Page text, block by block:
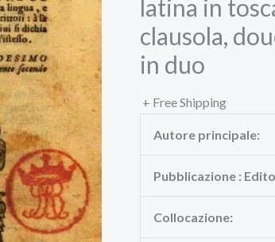
latina in
clausola,
in duo
+ Free Shipping
Autore principale:
Pubblicazione :
Collocazione: